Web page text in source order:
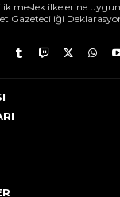
meslek ilkelerine
Gazeteciliği